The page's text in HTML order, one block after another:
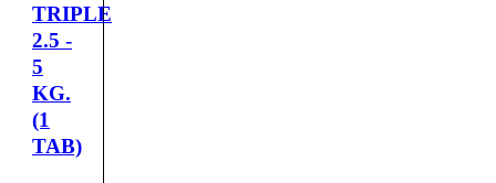
TRIPLE
2.5 -
5
KG.
(1
TAB)